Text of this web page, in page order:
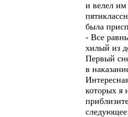
и велел им
была
- Все
хилый из
Первый
в
которых я